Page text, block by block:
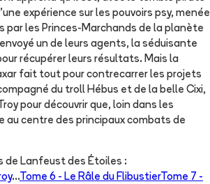
expérience sur les pouvoirs psy, menée
par les Princes-Marchands de la planète
un de leurs agents, la séduisante
récupérer leurs résultats. Mais la
fait tout pour contrecarrer les projets
du troll Hébus et de la belle Cixi,
pour découvrir que, loin dans les
au centre des principaux combats de
de Lanfeust des Étoiles :
...Tome 6 - Le Râle du FlibustierTome 7 -